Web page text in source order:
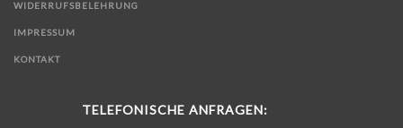
WIDERRUFSBELEHRUNG
IMPRESSUM
KONTAKT
TELEFONISCHE ANFRAGEN: